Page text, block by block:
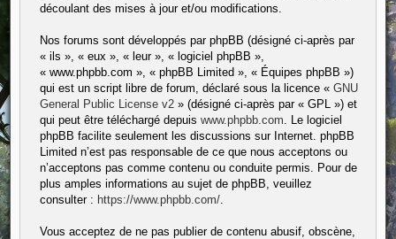
découlant des mises à jour et/ou modifications.
Nos forums sont développés par phpBB (désigné ci-après par
« ils », « eux », « leur », « logiciel phpBB »,
« www.phpbb.com », « phpBB Limited », « Équipes phpBB »)
qui est un script libre de forum, déclaré sous la licence « GNU
General Public License v2» (désigné ci-après par « GPL ») et
qui peut être téléchargé depuis www.phpbb.com . Le logiciel
phpBB facilite seulement les discussions sur Internet. phpBB
Limited n’est pas responsable de ce que nous acceptons ou
n’acceptons pas comme contenu ou conduite permis. Pour de
plus amples informations au sujet de phpBB, veuillez
consulter : https://www.phpbb.com/.
Vous acceptez de ne pas publier de contenu abusif, obscène,